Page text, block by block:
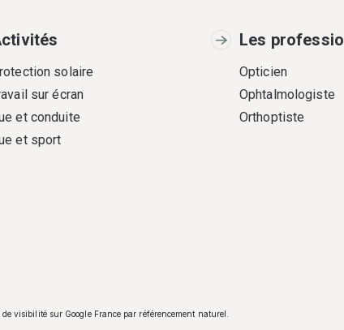
solaire
sur écran
et conduite
et sport
Les
Opticien
Ophtalmologiste
Orthoptiste
visibilité sur Google France par référencement naturel.